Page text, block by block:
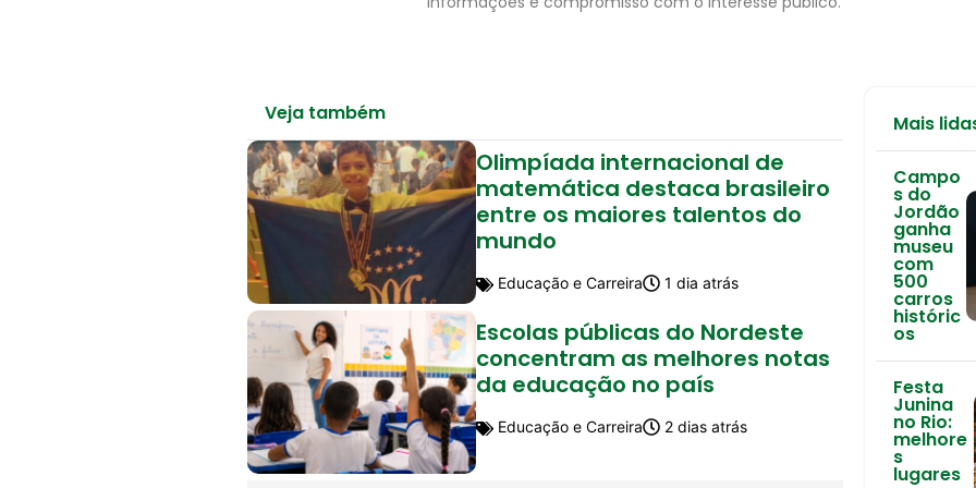
Veja também
Olimpíada internacional de
matemática destaca brasileiro
entre os maiores talentos do
mundo
Educação e Carreira 1 dia atrás
Escolas públicas do Nordeste
concentram as melhores notas
da educação no país
Educação e Carreira 2 dias atrás
Mais
Campo
s do
Jordão
ganha
museu
com
500
carros
históric
os
Festa
Junina
no Rio:
melhore
s
lugares